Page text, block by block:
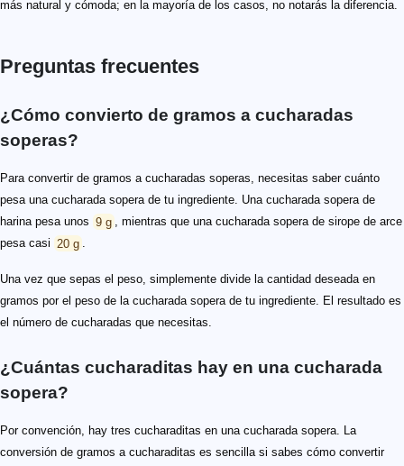
más natural y cómoda; en la mayoría de los casos, no notarás la diferencia.
Preguntas frecuentes
¿Cómo convierto de gramos a cucharadas
soperas?
Para convertir de gramos a cucharadas soperas, necesitas saber cuánto
pesa una cucharada sopera de tu ingrediente. Una cucharada sopera de
harina pesa unos 9 g , mientras que una cucharada sopera de sirope de arce
pesa casi 20 g .
Una vez que sepas el peso, simplemente divide la cantidad deseada en
gramos por el peso de la cucharada sopera de tu ingrediente. El resultado es
el número de cucharadas que necesitas.
¿Cuántas cucharaditas hay en una cucharada
sopera?
Por convención, hay tres cucharaditas en una cucharada sopera. La
conversión de gramos a cucharaditas es sencilla si sabes cómo convertir